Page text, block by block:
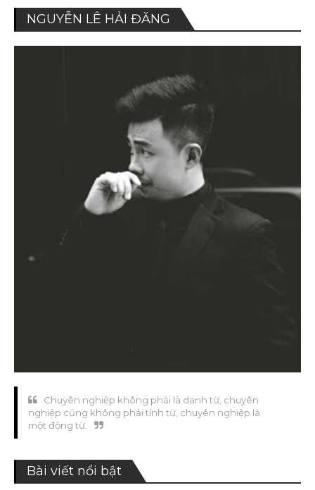
NGUYỄN LÊ HẢI ĐĂNG
Chuyên nghiệp không phải là danh từ, chuyên
nghiệp cũng không phải tính từ, chuyên nghiệp là
một động từ.
Bài viết nổi bật